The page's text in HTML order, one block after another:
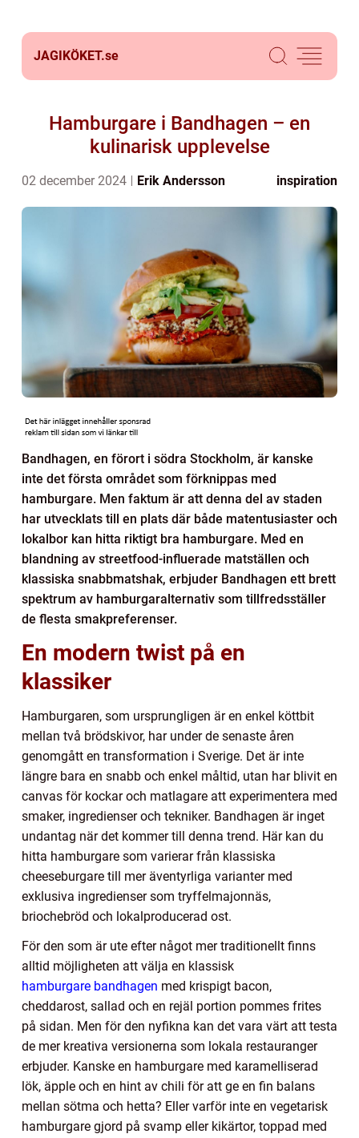
JAGIKÖKET.se
Hamburgare i Bandhagen – en
kulinarisk upplevelse
02 december 2024 Erik Andersson inspiration
Bandhagen, en förort i södra Stockholm, är kanske
inte det första området som förknippas med
hamburgare. Men faktum är att denna del av staden
har utvecklats till en plats där både matentusiaster och
lokalbor kan hitta riktigt bra hamburgare. Med en
blandning av streetfood-influerade matställen och
klassiska snabbmatshak, erbjuder Bandhagen ett brett
spektrum av hamburgaralternativ som tillfredsställer
de flesta smakpreferenser.
En modern twist på en
klassiker
Hamburgaren, som ursprungligen är en enkel köttbit
mellan två brödskivor, har under de senaste åren
genomgått en transformation i Sverige. Det är inte
längre bara en snabb och enkel måltid, utan har blivit en
canvas för kockar och matlagare att experimentera med
smaker, ingredienser och tekniker. Bandhagen är inget
undantag när det kommer till denna trend. Här kan du
hitta hamburgare som varierar från klassiska
cheeseburgare till mer äventyrliga varianter med
exklusiva ingredienser som tryffelmajonnäs,
briochebröd och lokalproducerad ost.
För den som är ute efter något mer traditionellt finns
alltid möjligheten att välja en klassisk
hamburgare bandhagen med krispigt bacon,
cheddarost, sallad och en rejäl portion pommes frites
på sidan. Men för den nyfikna kan det vara värt att testa
de mer kreativa versionerna som lokala restauranger
erbjuder. Kanske en hamburgare med karamelliserad
lök, äpple och en hint av chili för att ge en fin balans
mellan sötma och hetta? Eller varför inte en vegetarisk
hamburgare gjord på svamp eller kikärtor, toppad med